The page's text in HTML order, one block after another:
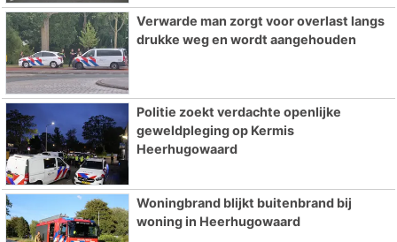
Verwarde man zorgt voor overlast langs
drukke weg en wordt aangehouden
Politie zoekt verdachte openlijke
geweldpleging op Kermis
Heerhugowaard
Woningbrand blijkt buitenbrand bij
woning in Heerhugowaard